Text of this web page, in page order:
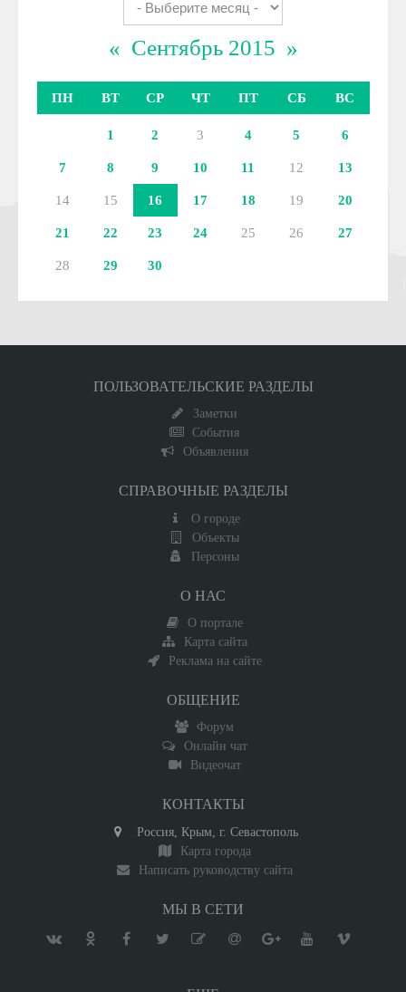
« Сентябрь 2015 »
ПН ВТ СР ЧТ ПТ СБ ВС
1 2 3 4 5 6
7 8 9 10 11 12 13
14 15 16 17 18 19 20
21 22 23 24 25 26 27
28 29 30
ПОЛЬЗОВАТЕЛЬСКИЕ РАЗДЕЛЫ
Заметки
События
Объявления
СПРАВОЧНЫЕ РАЗДЕЛЫ
О городе
Объекты
Персоны
О НАС
О портале
Карта сайта
Реклама на сайте
ОБЩЕНИЕ
Форум
Онлайн чат
Видеочат
КОНТАКТЫ
Россия, Крым, г. Севастополь
Карта города
Написать руководству сайта
МЫ В СЕТИ